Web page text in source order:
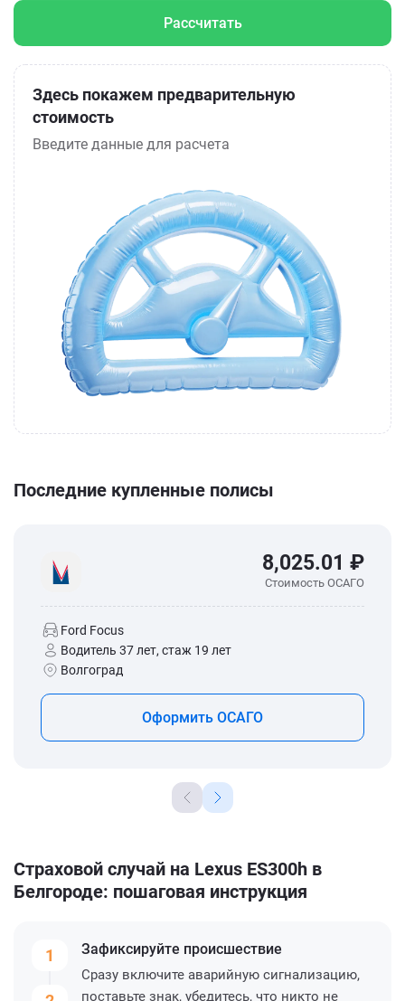
Рассчитать
Здесь покажем предварительную
стоимость
Введите данные для расчета
Последние купленные полисы
8,025.01 ₽
Стоимость ОСАГО
Ford Focus
Водитель 37 лет, стаж 19 лет
Волгоград
Оформить ОСАГО
Страховой случай на Lexus ES300h в
Белгороде: пошаговая инструкция
1 Зафиксируйте происшествие
Сразу включите аварийную сигнализацию,
поставьте знак, убедитесь, что никто не